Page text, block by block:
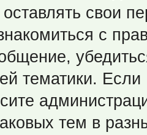
свои
с
тематики.
тем в